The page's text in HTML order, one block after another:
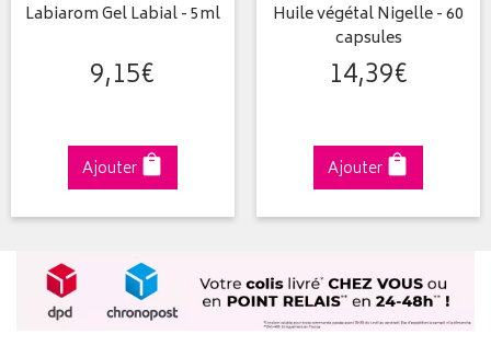
Labiarom Gel Labial - 5ml
9,15€
Ajouter
Huile végétal Nigelle - 60
capsules
14,39€
Ajouter